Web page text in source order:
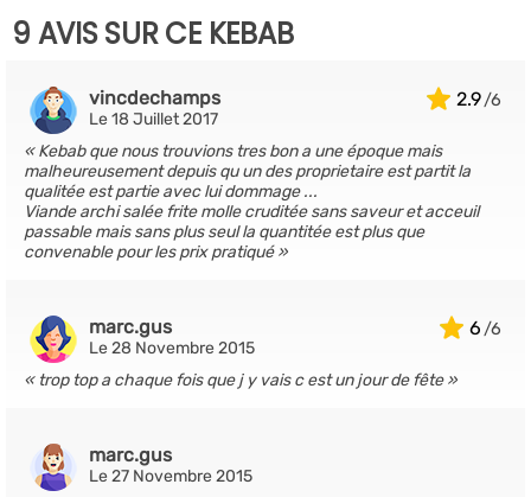
9 AVIS SUR CE KEBAB
2.9
vincdechamps
Le 18 Juillet 2017
Kebab que nous trouvions tres bon a une époque mais
malheureusement depuis qu un des proprietaire est partit la
qualitée est partie avec lui dommage ...
Viande archi salée frite molle cruditée sans saveur et acceuil
passable mais sans plus seul la quantitée est plus que
convenable pour les prix pratiqué
6
marc.gus
Le 28 Novembre 2015
trop top a chaque fois que j y vais c est un jour de fête
marc.gus
Le 27 Novembre 2015